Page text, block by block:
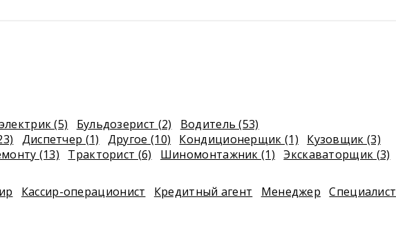
(5) Бульдозерист (2)
Водитель (53)
Диспетчер (1) Другое (10) Кондиционерщик (1)
Кузовщик (3)
(13) Тракторист (6) Шиномонтажник (1) Экскаваторщик (3)
Кассир-операционист Кредитный агент Менеджер
Специалист